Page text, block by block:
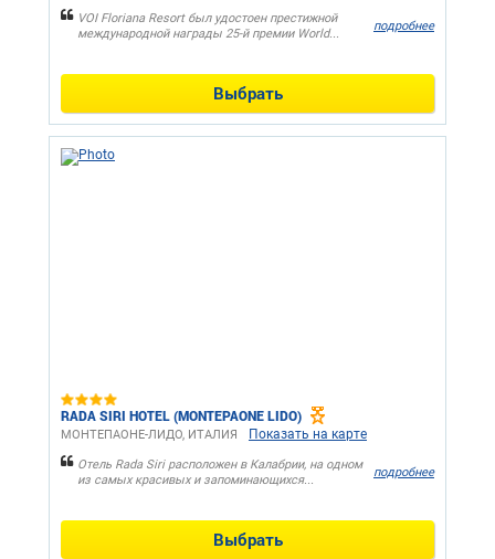
VOI Floriana Resort был удостоен престижной
международной награды 25-й премии World...
подробнее
Выбрать
RADA SIRI HOTEL (MONTEPAONE LIDO)
МОНТЕПАОНЕ-ЛИДО, ИТАЛИЯ Показать на карте
Отель Rada Siri расположен в Калабрии, на одном
из самых красивых и запоминающихся...
подробнее
Выбрать